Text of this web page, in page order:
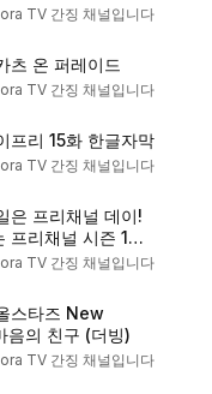
TV 간징 채널입니다
츠 온 퍼레이드
TV 간징 채널입니다
프리 15화 한글자막
TV 간징 채널입니다
은 프리채널 데이!
프리채널 시즌 1
속 방영ㅣㅣ다시
TV 간징 채널입니다
스타즈 New
의 친구 (더빙)
TV 간징 채널입니다